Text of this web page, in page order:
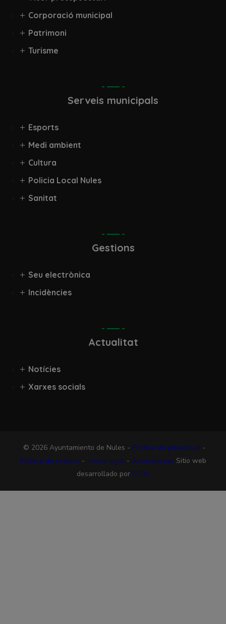
Corporació municipal
Patrimoni
Turisme
Serveis municipals
Esports
Medi ambient
Cultura
Policia Local Nules
Sanitat
Gestions
Seu electrònica
Incidències
Actualitat
Notícies
Xarxes socials
© 2026 Ayuntamiento de Nules - Política de privacidad -
Política de cookies - Aviso legal- Accesibilidad Sitio web
desarrollado por ESPA